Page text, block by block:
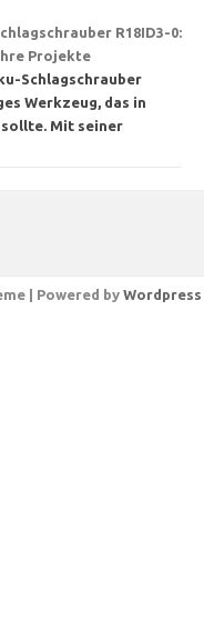
R18ID3-0:
Projekte
Schlagschrauber
Werkzeug, das in
Mit seiner
| Powered by Wordpress